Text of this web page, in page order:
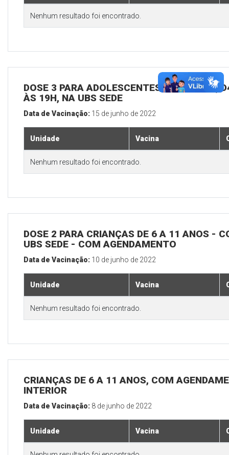
Nenhum resultado foi encontrado.
DOSE 3 PARA ADOLESCENTES E ADULTOS,
ÀS 19H, NA UBS SEDE
Data de Vacinação: 15 de junho de 2022
Unidade Vacina
Nenhum resultado foi encontrado.
DOSE 2 PARA CRIANÇAS DE 6 A 11 ANOS -
UBS SEDE - COM AGENDAMENTO
Data de Vacinação: 10 de junho de 2022
Unidade Vacina
Nenhum resultado foi encontrado.
CRIANÇAS DE 6 A 11 ANOS, COM
INTERIOR
Data de Vacinação: 8 de junho de 2022
Unidade Vacina